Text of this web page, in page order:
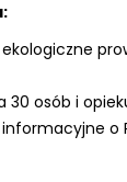
30 osób i
informacyjne